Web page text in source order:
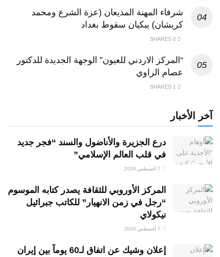
شرفاء المهنة المذيعان (عزة الشرع ومحمد
كريشان) يبكيان سقوط بغداد
“المركز الاردني للعيون” الوجهة الجديدة للدكتور
عصام الراوي
آخر الأخبار
درع الجزيرة والأناضول والسند “فجر جديد
في قلب العالم الإسلامي”
المركز الأوروبي للثقافة يصدر كتابه الموسوم
“رجل في زمن الانهيار” للكاتب جبرائيل
نيكولاي
إعلان وشيك عن اتفاق لـ60 يوماً بين إيران